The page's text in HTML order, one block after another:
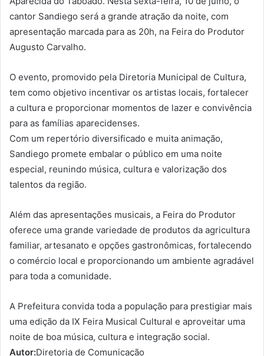
cantor Sandiego será a grande atração da noite, com
apresentação marcada para as 20h, na Feira do Produtor
Augusto Carvalho.
O evento, promovido pela Diretoria Municipal de Cultura,
tem como objetivo incentivar os artistas locais, fortalecer
a cultura e proporcionar momentos de lazer e convivência
para as famílias aparecidenses.
Com um repertório diversificado e muita animação,
Sandiego promete embalar o público em uma noite
especial, reunindo música, cultura e valorização dos
talentos da região.
Além das apresentações musicais, a Feira do Produtor
oferece uma grande variedade de produtos da agricultura
familiar, artesanato e opções gastronômicas, fortalecendo
o comércio local e proporcionando um ambiente agradável
para toda a comunidade.
A Prefeitura convida toda a população para prestigiar mais
uma edição da IX Feira Musical Cultural e aproveitar uma
noite de boa música, cultura e integração social.
Autor:Diretoria de Comunicação